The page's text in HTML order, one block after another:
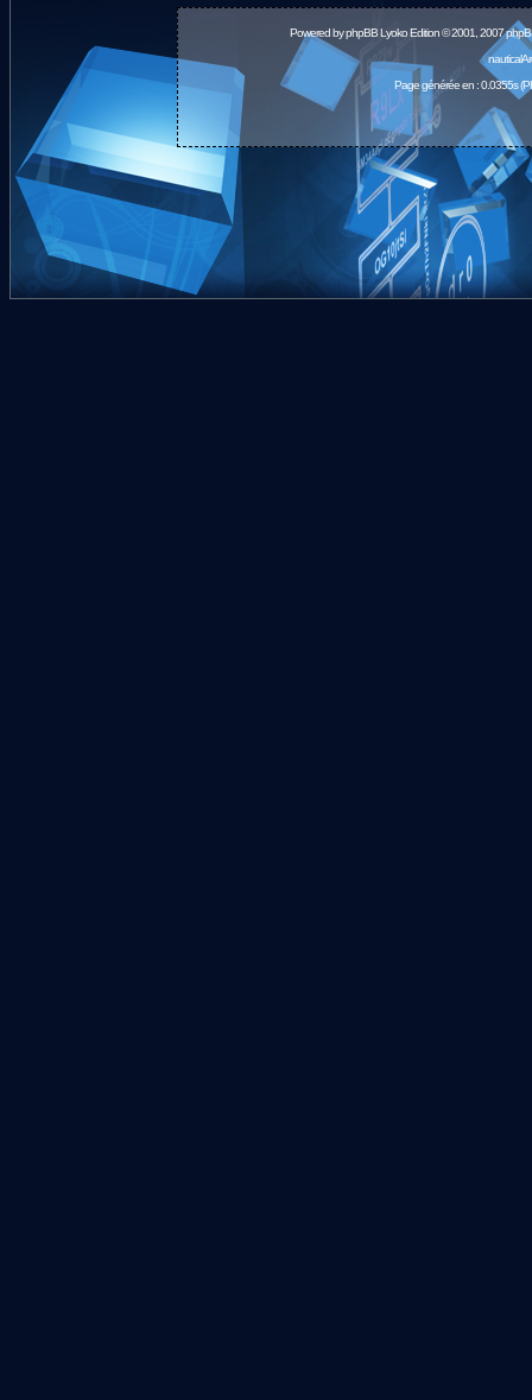
Powered byphpBBLyoko Edition © 2001, 2007
Page générée en : 0.0355s